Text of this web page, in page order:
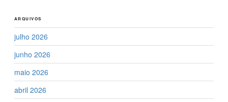
ARQUIVOS
julho 2026
junho 2026
maio 2026
abril 2026